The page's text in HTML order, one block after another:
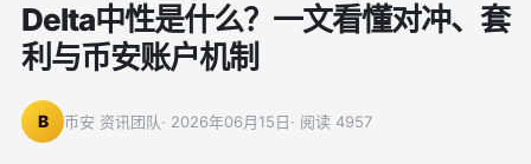
Delta中性是什么？一文看懂对冲、套
利与币安账户机制
B 币安 资讯团队· 2026年06月15日· 阅读 4957